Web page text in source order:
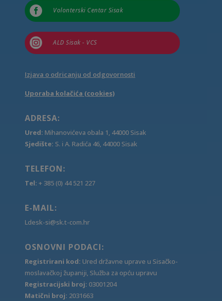
 Volonterski Centar Sisak
 ALD Sisak - VCS
Izjava o odricanju od odgovornosti
Uporaba kolačića (cookies)
ADRESA:
Ured: Mihanovićeva obala 1, 44000 Sisak
Sjedište: S. i A. Radića 46, 44000 Sisak
TELEFON:
Tel: + 385 (0) 44 521 227
E-MAIL:
Ldesk-si@sk.t-com.hr
OSNOVNI PODACI:
Registrirani kod: Ured državne uprave u Sisačko-
moslavačkoj županiji, Služba za opću upravu
Registracijski broj: 03001204
Matični broj: 2031663